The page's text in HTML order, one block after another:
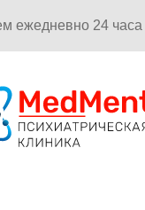
ежедневно 24 часа